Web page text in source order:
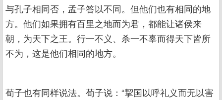
与孔子相同否，孟子答以不同。但他们也有相同的地
方。他们如果拥有百里之地而为君，都能让诸侯来
朝，为天下之王。行一不义、杀一不辜而得天下皆所
不为，这是他们相同的地方。
荀子也有同样说法。荀子说：“挈国以呼礼义而无以害